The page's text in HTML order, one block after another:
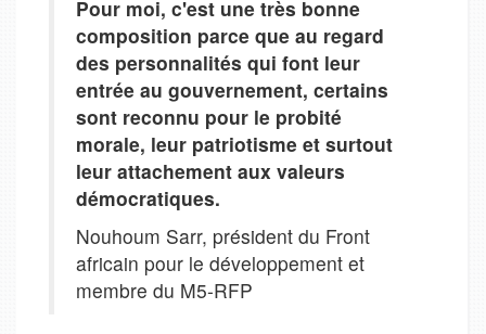
Pour moi, c'est une très bonne
composition parce que au regard
des personnalités qui font leur
entrée au gouvernement, certains
sont reconnu pour le probité
morale, leur patriotisme et surtout
leur attachement aux valeurs
démocratiques.
Nouhoum Sarr, président du Front
africain pour le développement et
membre du M5-RFP